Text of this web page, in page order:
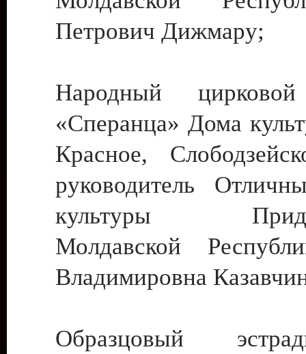
Петрович Дижмару;
Народный цирковой
«Сперанца» Дома
Красное,
руководитель
культуры
Молдавской
Владимировна
Образцовый